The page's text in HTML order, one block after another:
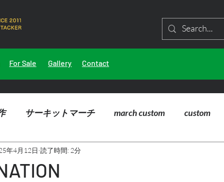
For Sale Gallery Contact
サーキットマーチ march custom custom
年4月12日 読了時間: 2分